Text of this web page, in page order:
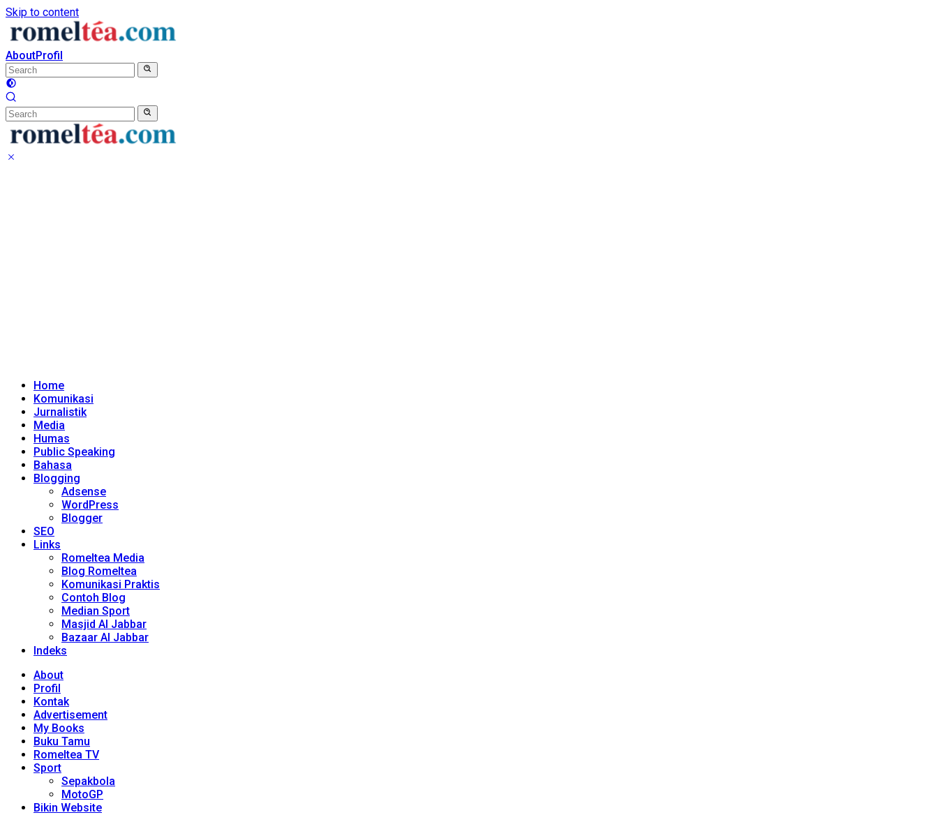
Skip to content
AboutProfil
Home
Komunikasi
Jurnalistik
Media
Humas
Public Speaking
Bahasa
Blogging
Adsense
WordPress
Blogger
SEO
Links
Romeltea Media
Blog Romeltea
Komunikasi Praktis
Contoh Blog
Median Sport
Masjid Al Jabbar
Bazaar Al Jabbar
Indeks
About
Profil
Kontak
Advertisement
My Books
Buku Tamu
Romeltea TV
Sport
Sepakbola
MotoGP
Bikin Website